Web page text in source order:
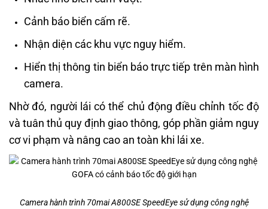
Cảnh báo biển cấm rẽ.
Nhận diện các khu vực nguy hiểm.
Hiển thị thông tin biển báo trực tiếp trên màn hình
camera.
Nhờ đó, người lái có thể chủ động điều chỉnh tốc độ
và tuân thủ quy định giao thông, góp phần giảm nguy
cơ vi phạm và nâng cao an toàn khi lái xe.
Camera hành trình 70mai A800SE SpeedEye sử dụng công nghệ